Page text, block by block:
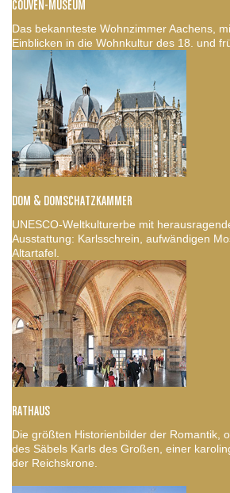
COUVEN-MUSEUM
Das bekannteste Wohnzimmer Aachens,
Einblicken in die Wohnkultur des 18. und
DOM & DOMSCHATZKAMMER
UNESCO-Weltkulturerbe mit
Ausstattung: Karlsschrein, aufwändigen
Altartafel.
RATHAUS
Die größten Historienbilder der Romantik,
des Säbels Karls des Großen, einer
der Reichskrone.